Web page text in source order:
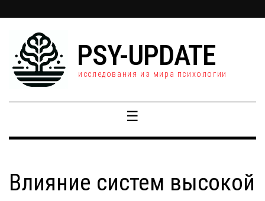
PSY-UPDATE
исследования из мира психологии
☰
Влияние систем высокой